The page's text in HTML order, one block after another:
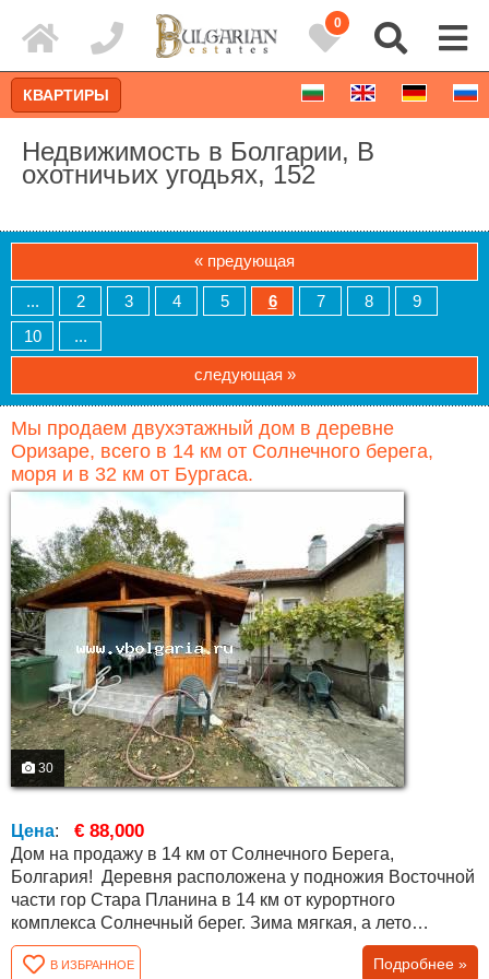
0
Расширенный поиск
КВАРТИРЫ
Недвижимость в Болгарии, В
охотничьих угодьях, 152
« предующая
... 2 3 4 5 6 7 8
9
10
...
следующая »
Мы продаем двухэтажный дом в деревне
Оризаре, всего в 14 км от Солнечного берега,
моря и в 32 км от Бургаса.
30
Цена: € 88,000
Дом на продажу в 14 км от Солнечного Берега,
Болгария! Деревня расположена у подножия Восточной
части гор Стара Планина в 14 км от курортного
комплекса Солнечный берег. Зима мягкая, а лето
прохладное. Деревня большая, имеется много удобств:
детский сад, библиотека, школа и магазины. Каждый час
В ИЗБРАННОЕ Подробнее »